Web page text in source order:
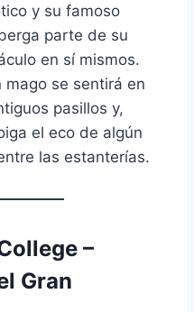
y su famoso
parte de su
en sí mismos.
mago se sentirá en
pasillos y,
el eco de algún
las estanterías.
–
Gran